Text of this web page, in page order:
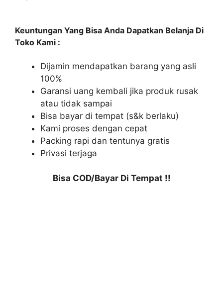
Keuntungan Yang Bisa Anda Dapatkan Belanja Di
Toko Kami :
Dijamin mendapatkan barang yang asli
100%
Garansi uang kembali jika produk rusak
atau tidak sampai
Bisa bayar di tempat (s&k berlaku)
Kami proses dengan cepat
Packing rapi dan tentunya gratis
Privasi terjaga
Bisa COD/Bayar Di Tempat !!